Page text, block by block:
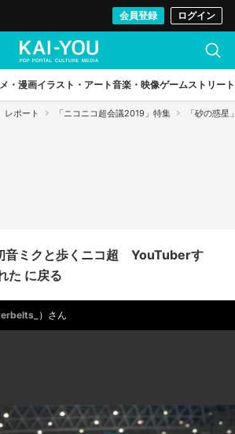
会員登録 ログイン
・漫画イラスト・アート音楽・映像ゲームストリート
レポート 「ニコニコ超会議2019」特集 「砂の惑
音ミクと歩くニコ超 YouTuberす
た に戻る
）さん